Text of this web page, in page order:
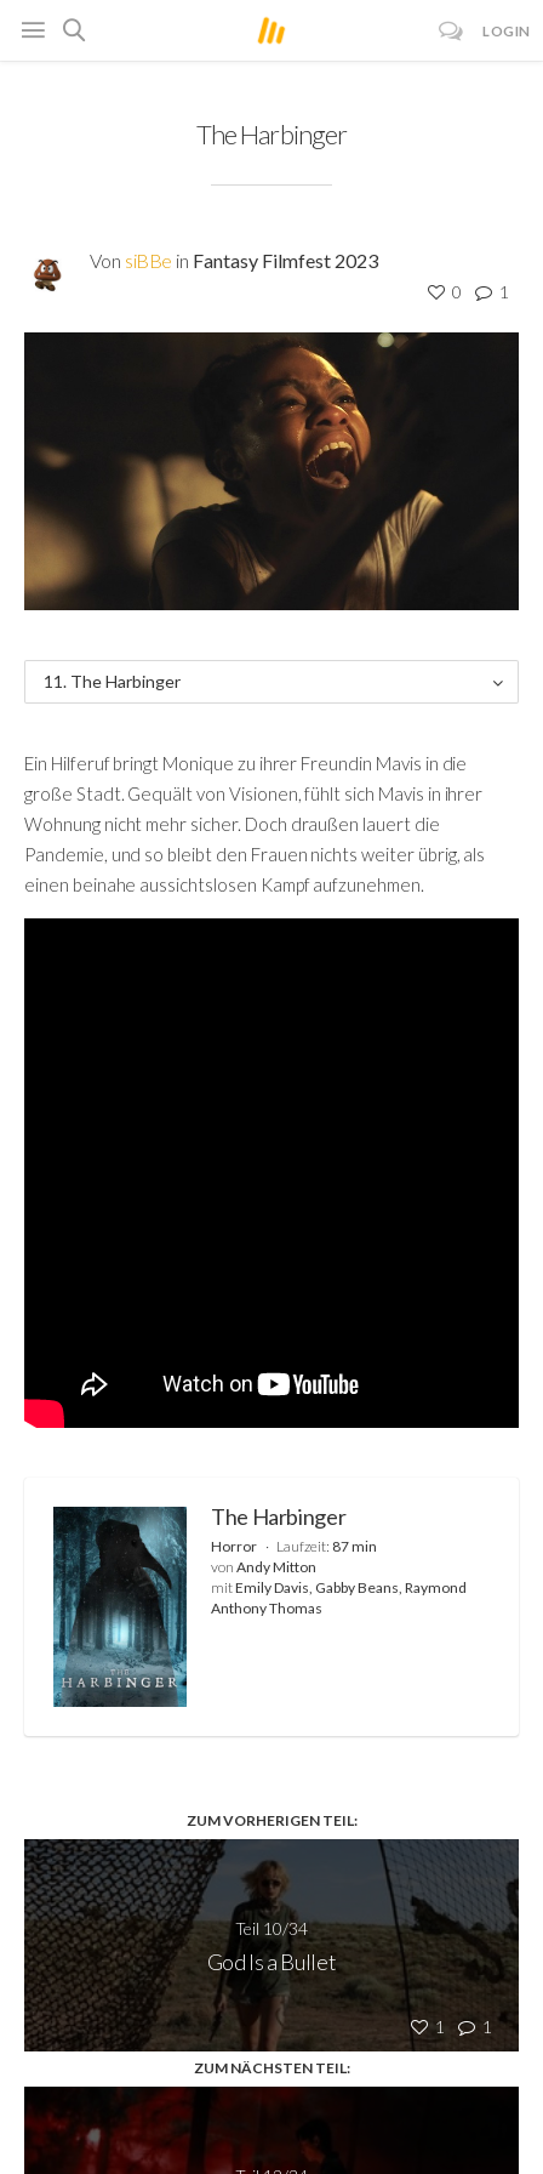
LOGIN
The Harbinger
Von siBBe in Fantasy Filmfest 2023
0 1
11. The Harbinger
Ein Hilferuf bringt Monique zu ihrer Freundin Mavis in die
große Stadt. Gequält von Visionen, fühlt sich Mavis in ihrer
Wohnung nicht mehr sicher. Doch draußen lauert die
Pandemie, und so bleibt den Frauen nichts weiter übrig, als
einen beinahe aussichtslosen Kampf aufzunehmen.
The Harbinger
Horror Laufzeit: 87 min
von Andy Mitton
mitEmily Davis, Gabby Beans, Raymond
Anthony Thomas
ZUM VORHERIGEN TEIL:
1 1
Teil 10/34
God Is a Bullet
ZUM NÄCHSTEN TEIL: